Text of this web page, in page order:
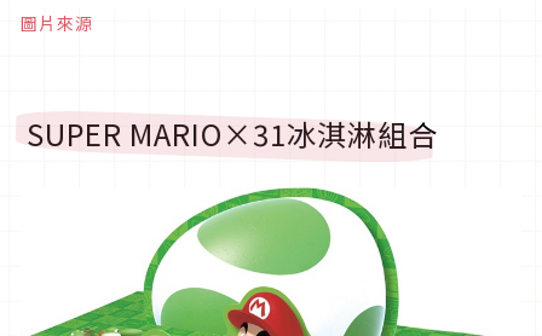
圖片來源
SUPER MARIO×31冰淇淋組合